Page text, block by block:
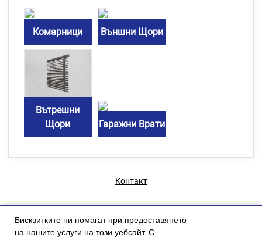
Бисквитките ни помагат при предоставянето
на нашите услуги на този уебсайт. С
Комарници Външни Щори
Вътрешни
Щори
Гаражни Врати
Контакт